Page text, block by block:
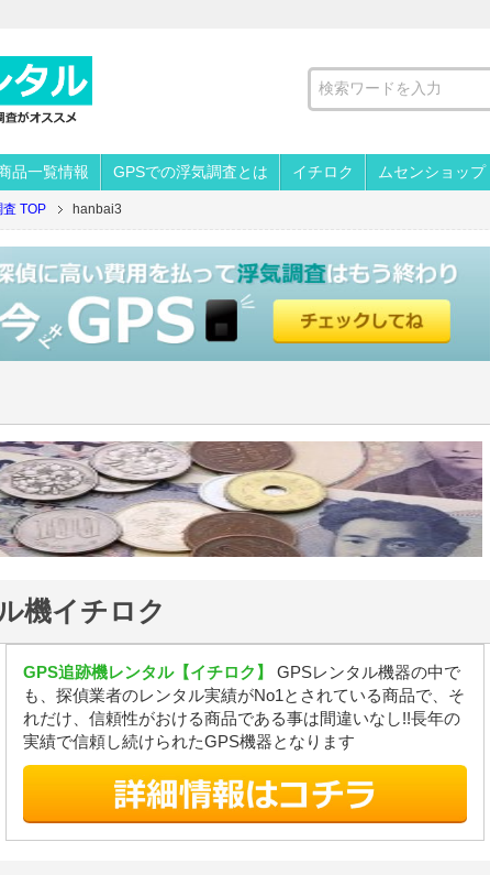
品一覧情報 GPSでの浮気調査とは イチロク ムセンショップ
TOP hanbai3
機イチロク
GPS追跡機レンタル【イチロク】
GPSレンタル機器の中で
も、探偵業者のレンタル実績がNo1とされている商品で、そ
れだけ、信頼性がおける商品である事は間違いなし!!長年の
実績で信頼し続けられたGPS機器となります